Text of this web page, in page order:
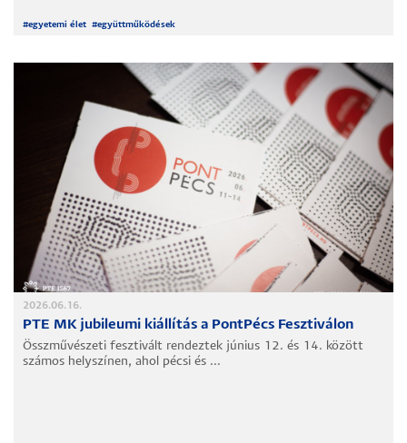
#egyetemi élet #együttműködések
2026.06.16.
PTE MK jubileumi kiállítás a PontPécs Fesztiválon
Összművészeti fesztivált rendeztek június 12. és 14. között
számos helyszínen, ahol pécsi és ...